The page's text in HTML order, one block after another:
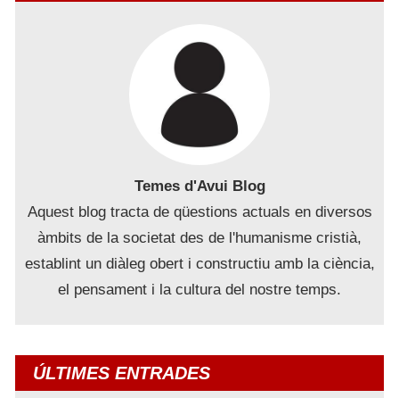
Temes d'Avui Blog
Aquest blog tracta de qüestions actuals en diversos
àmbits de la societat des de l'humanisme cristià,
establint un diàleg obert i constructiu amb la ciència,
el pensament i la cultura del nostre temps.
ÚLTIMES ENTRADES